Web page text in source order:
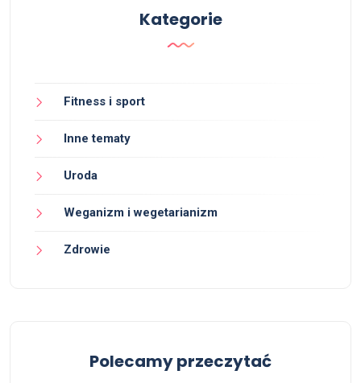
Kategorie
Fitness i sport
Inne tematy
Uroda
Weganizm i wegetarianizm
Zdrowie
Polecamy przeczytać